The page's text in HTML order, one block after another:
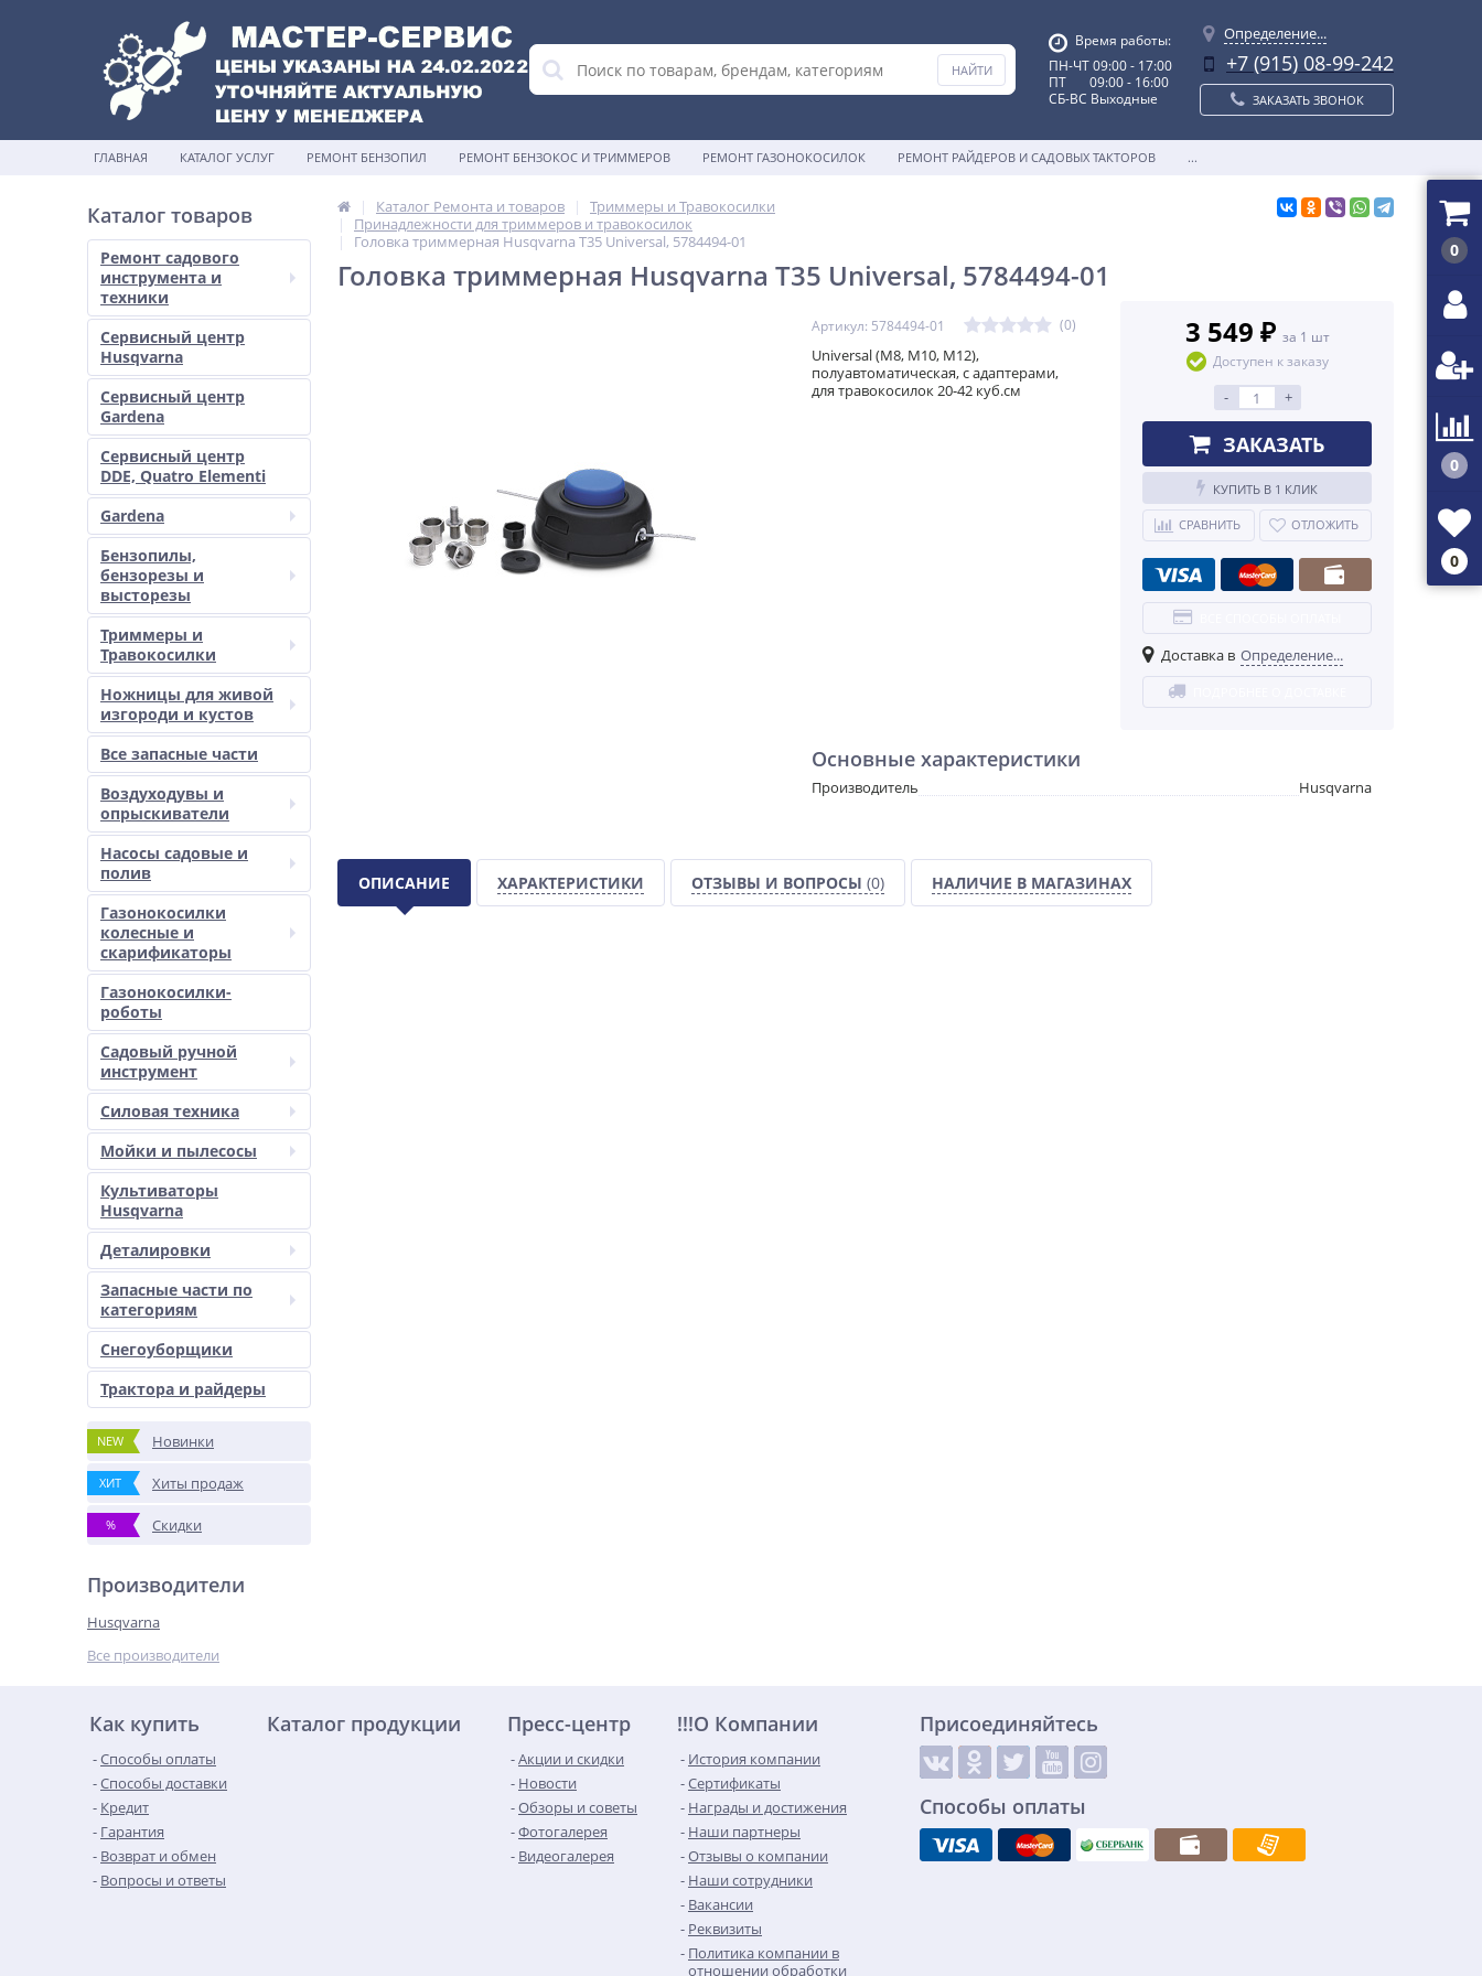
Время работы:
ПН-ЧТ 09:00 - 17:00
ПТ 09:00 - 16:00
СБ-ВС Выходные
Определение...
+7 (915) 08-99-242
ЗАКАЗАТЬ ЗВОНОК
ГЛАВНАЯ КАТАЛОГ УСЛУГ РЕМОНТ БЕНЗОПИЛ РЕМОНТ БЕНЗОКОС И ТРИММЕРОВ РЕМОНТ ГАЗОНОКОСИЛОК РЕМОНТ РАЙДЕРОВ И САДОВЫХ ТАКТОРОВ ...
Каталог товаров
Ремонт садового
инструмента и
техники
Сервисный центр
Husqvarna
Сервисный центр
Gardena
Сервисный центр
DDE, Quatro Elementi
Gardena
Бензопилы,
бензорезы и
высторезы
Триммеры и
Травокосилки
Ножницы для живой
изгороди и кустов
Все запасные части
Воздуходувы и
опрыскиватели
Насосы садовые и
полив
Газонокосилки
колесные и
скарификаторы
Газонокосилки-
роботы
Садовый ручной
инструмент
Силовая техника
Мойки и пылесосы
Культиваторы
Husqvarna
Деталировки
Запасные части по
категориям
Снегоуборщики
Трактора и райдеры
NEW Новинки
ХИТ Хиты продаж
% Скидки
Производители
Husqvarna
Все производители
Каталог Ремонта и товаров
Триммеры и Травокосилки
Принадлежности для триммеров и травокосилок
Головка триммерная Husqvarna T35 Universal, 5784494-01
Головка триммерная Husqvarna T35 Universal, 5784494-01
Артикул: 5784494-01 (0)
Universal (M8, M10, M12),
полуавтоматическая, c адаптерами,
для травокосилок 20-42 куб.см
3 549 ₽ за 1 шт
Доступен к заказу
- +
ЗАКАЗАТЬ
КУПИТЬ В 1 КЛИК
СРАВНИТЬ ОТЛОЖИТЬ
Доставка в Определение...
Основные характеристики
Производитель Husqvarna
ОПИСАНИЕ ХАРАКТЕРИСТИКИ ОТЗЫВЫ И ВОПРОСЫ (0) НАЛИЧИЕ В МАГАЗИНАХ
Как купить
Способы оплаты
Способы доставки
Кредит
Гарантия
Возврат и обмен
Вопросы и ответы
Каталог продукции Пресс-центр
Акции и скидки
Новости
Обзоры и советы
Фотогалерея
Видеогалерея
!!!О Компании
История компании
Сертификаты
Награды и достижения
Наши партнеры
Отзывы о компании
Наши сотрудники
Вакансии
Реквизиты
Политика компании в
отношении обработки
Присоединяйтесь
Способы оплаты
0
0
0